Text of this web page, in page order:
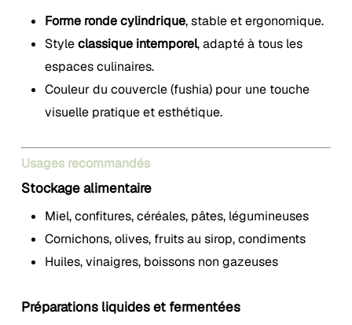
Forme ronde cylindrique, stable et ergonomique.
Styleclassique intemporel, adapté à tous les
espaces culinaires.
Couleur du couvercle (fushia) pour une touche
visuelle pratique et esthétique.
Usages recommandés
Stockage alimentaire
Miel, confitures, céréales, pâtes, légumineuses
Cornichons, olives, fruits au sirop, condiments
Huiles, vinaigres, boissons non gazeuses
Préparations liquides et fermentées